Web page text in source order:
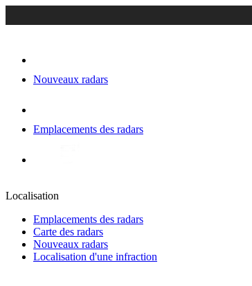
Nouveaux radars
Emplacements des radars
Localisation
Emplacements des radars
Carte des radars
Nouveaux radars
Localisation d'une infraction